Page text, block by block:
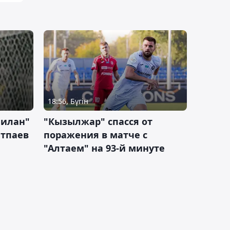
18:56, Бүгін
"Кызылжар" спасся от
поражения в матче с
"Алтаем" на 93-й минуте